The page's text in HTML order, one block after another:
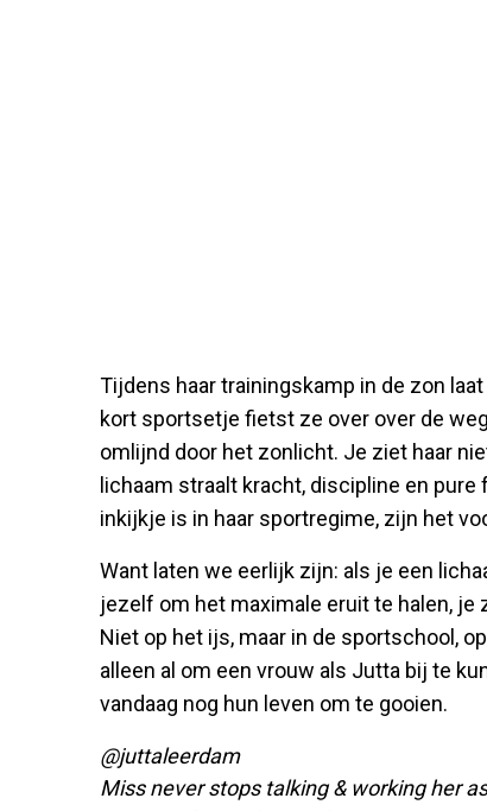
Tijdens haar trainingskamp in de zon
kort sportsetje fietst ze over over de
omlijnd door het zonlicht. Je ziet haar
lichaam straalt kracht, discipline en
inkijkje is in haar sportregime, zijn het
Want laten we eerlijk zijn: als je een
jezelf om het maximale eruit te halen, je
Niet op het ijs, maar in de sportschool,
alleen al om een vrouw als Jutta bij te
vandaag nog hun leven om te gooien.
@juttaleerdam
Miss never stops talking & working her